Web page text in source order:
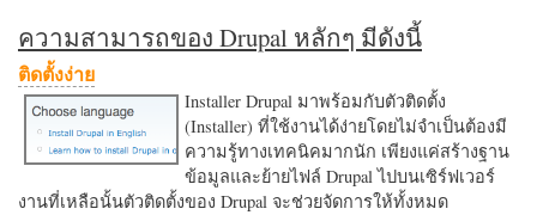
ความสามารถของ Drupal หลักๆ มีดังนี้
ติดตั้งง่าย
Installer Drupal มาพร้อมกับตัวติดตั้ง
(Installer) ที่ใช้งานได้ง่ายโดยไม่จำเป็นต้องมี
ความรู้ทางเทคนิคมากนัก เพียงแค่สร้างฐาน
ข้อมูลและย้ายไฟล์ Drupal ไปบนเซิร์ฟเวอร์
งานที่เหลือนั้นตัวติดตั้งของ Drupal จะช่วยจัดการให้ทั้งหมด